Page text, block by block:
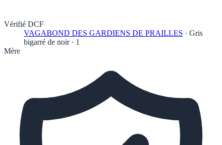
Vérifié DCF
VAGABOND DES GARDIENS DE PRAILLES · Gris
bigarré de noir· 1
Mère